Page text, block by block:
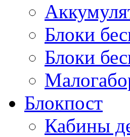
Блоки
Блоки
Блокпост
Кабины